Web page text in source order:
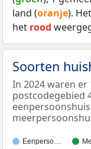
land (oranje).
het rood
Soorten
In 2024 waren
postcodegebied
Eenperso…